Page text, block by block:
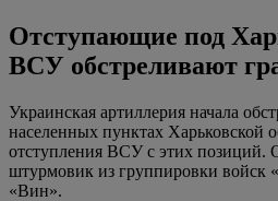
Отступающие под
ВСУ обстреливают
Украинская артиллерия начала
населенных пунктах Харьковской
отступления ВСУ с этих позиций.
штурмовик из группировки войск
«Вин».